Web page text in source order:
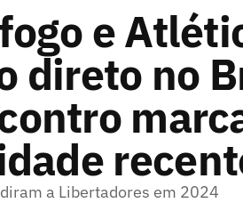
e
direto no
a Libertadores em 2024